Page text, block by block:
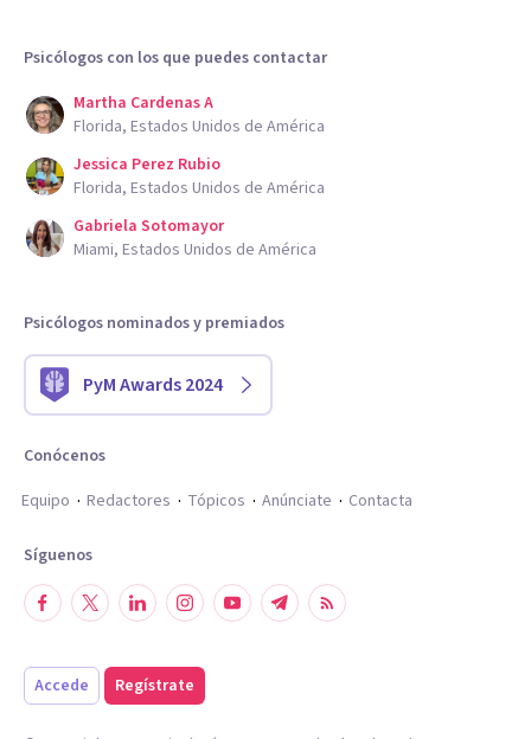
Psicólogos con los que puedes contactar
Martha Cardenas A
Florida, Estados Unidos de América
Jessica Perez Rubio
Florida, Estados Unidos de América
Gabriela Sotomayor
Miami, Estados Unidos de América
Psicólogos nominados y premiados
PyM Awards 2024
Conócenos
Equipo
Redactores Tópicos Anúnciate Contacta
Síguenos
Accede Regístrate